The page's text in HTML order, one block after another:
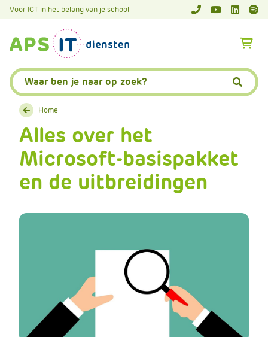
Voor ICT in het belang van je school
Zoeken:
A
s
.
F
.
Home
Alles over het
Microsoft-basispakket
en de uitbreidingen